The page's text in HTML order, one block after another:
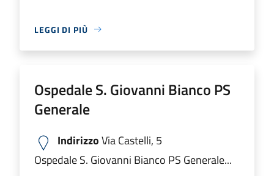
LEGGI DI PIÙ
Ospedale S. Giovanni Bianco PS
Generale
IndirizzoVia Castelli, 5
Ospedale S. Giovanni Bianco PS Generale...